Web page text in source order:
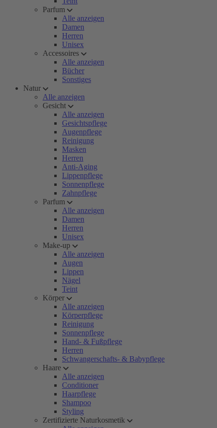
Parfum
Alle anzeigen
Damen
Herren
Unisex
Accessoires
Alle anzeigen
Bücher
Sonstiges
Natur
Alle anzeigen
Gesicht
Alle anzeigen
Gesichtspflege
Augenpflege
Reinigung
Masken
Herren
Anti-Aging
Lippenpflege
Sonnenpflege
Zahnpflege
Parfum
Alle anzeigen
Damen
Herren
Unisex
Make-up
Alle anzeigen
Augen
Lippen
Nägel
Teint
Körper
Alle anzeigen
Körperpflege
Reinigung
Sonnenpflege
Hand- & Fußpflege
Herren
Schwangerschafts- & Babypflege
Haare
Alle anzeigen
Conditioner
Haarpflege
Shampoo
Styling
Zertifizierte Naturkosmetik